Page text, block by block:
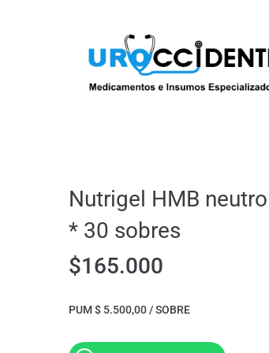
Nutrigel HMB neutro
* 30 sobres
$165.000
PUM $ 5.500,00 / SOBRE